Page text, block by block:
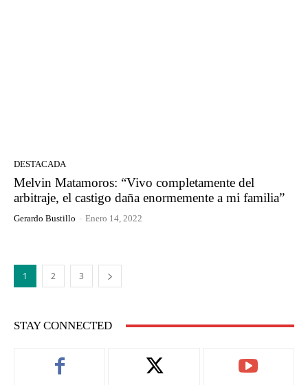
DESTACADA
Melvin Matamoros: “Vivo completamente del
arbitraje, el castigo daña enormemente a mi familia”
Gerardo Bustillo - Enero 14, 2022
1 2 3
STAY CONNECTED